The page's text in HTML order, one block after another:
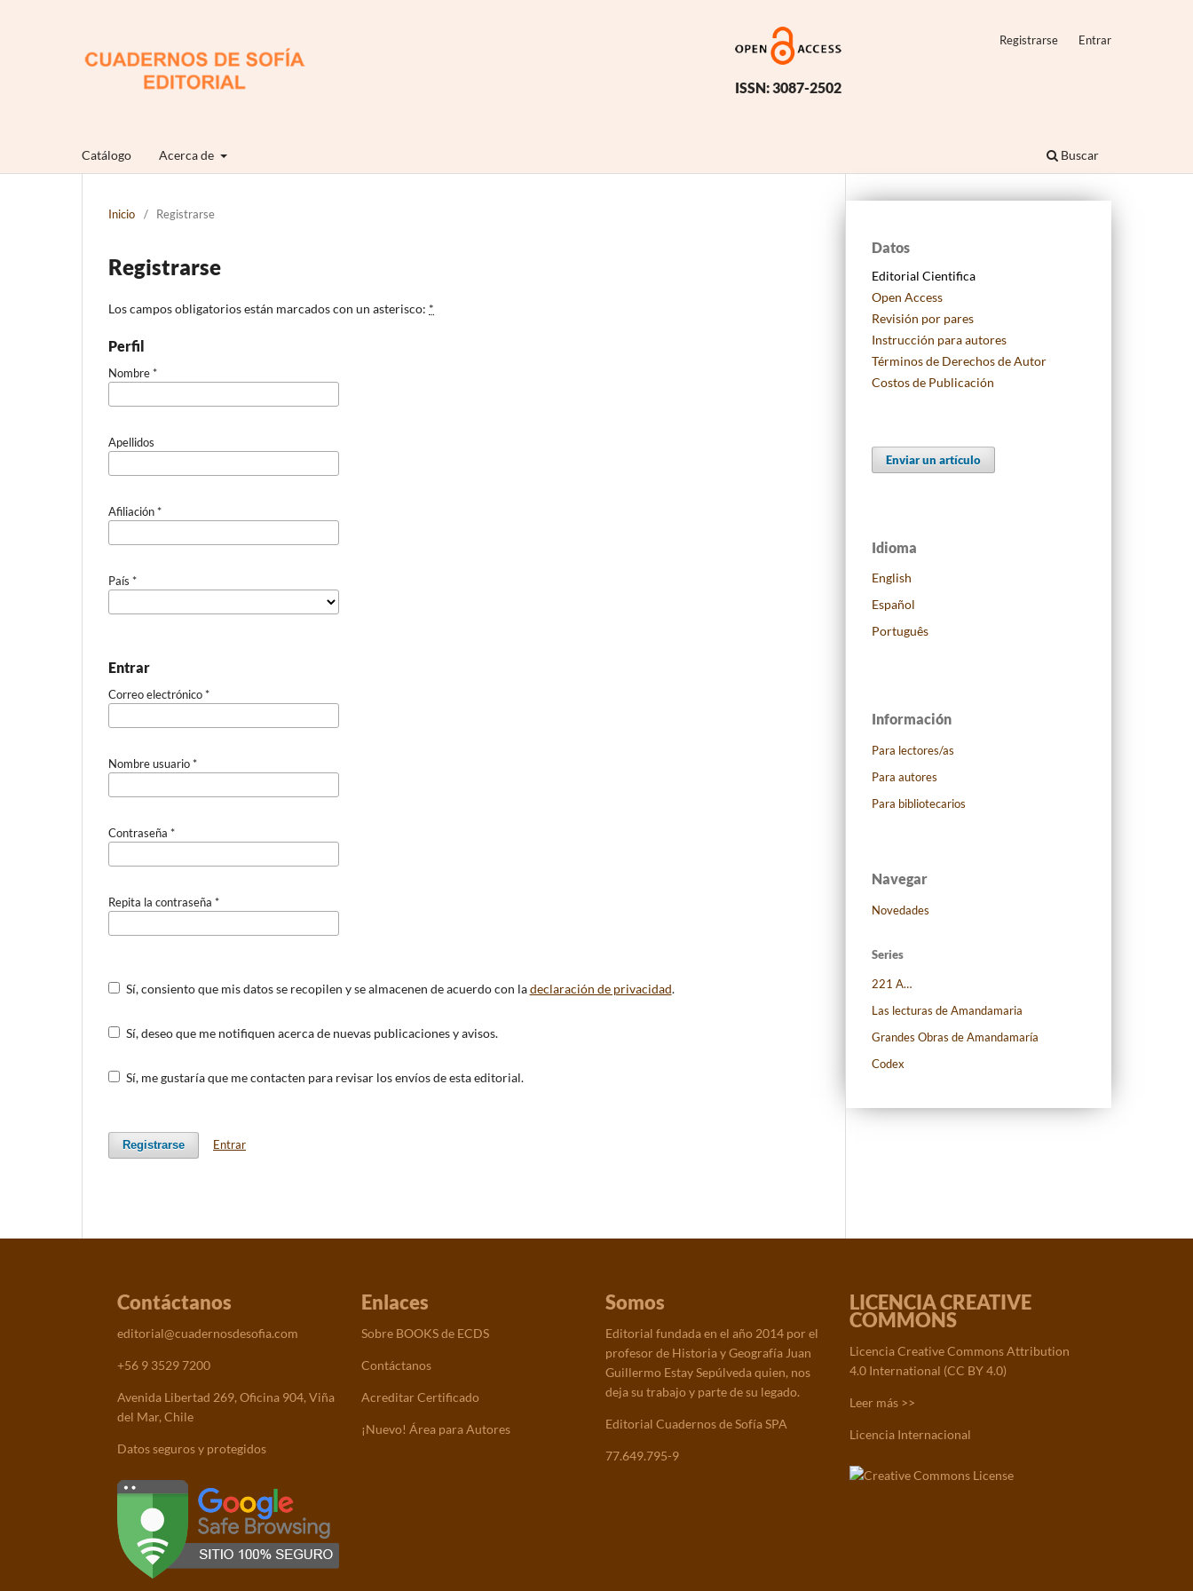
ISSN: 3087-2502
Catálogo Acerca de Buscar
Registrarse Entrar
Inicio / Registrarse
Registrarse
Los campos obligatorios están marcados con un asterisco: *
Perfil
Nombre*
Apellidos
Afiliación*
País *
Entrar
Correo electrónico*
Nombre usuario*
Contraseña *
Repita la contraseña *
Sí, consiento que mis datos se recopilen y se almacenen de acuerdo con ladeclaración de privacidad.
Sí, deseo que me notifiquen acerca de nuevas publicaciones y avisos.
Sí, me gustaría que me contacten para revisar los envíos de esta editorial.
Registrarse Entrar
Datos
Editorial Cientifica
Open Access
Revisión por pares
Instrucción para autores
Términos de Derechos de Autor
Costos de Publicación
Enviar un artículo
Idioma
English
Español
Português
Información
Para lectores/as
Para autores
Para bibliotecarios
Navegar
Novedades
Series
221 A…
Las lecturas de Amandamaria
Grandes Obras de Amandamaría
Codex
Contáctanos
editorial@cuadernosdesofia.com
+56 9 3529 7200
Avenida Libertad 269, Oficina 904, Viña
del Mar, Chile
Datos seguros y protegidos
Enlaces
Sobre BOOKS de ECDS
Contáctanos
Acreditar Certificado
¡Nuevo! Área para Autores
Somos
Editorial fundada en el año 2014 por el
profesor de Historia y Geografía Juan
Guillermo Estay Sepúlveda quien, nos
deja su trabajo y parte de su legado.
Editorial Cuadernos de Sofía SPA
77.649.795-9
LICENCIA CREATIVE
COMMONS
Licencia Creative Commons Attribution
4.0 International (CC BY 4.0)
Leer más >>
Licencia Internacional